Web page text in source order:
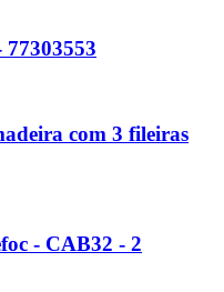
com 3 fileiras
- CAB32 - 2